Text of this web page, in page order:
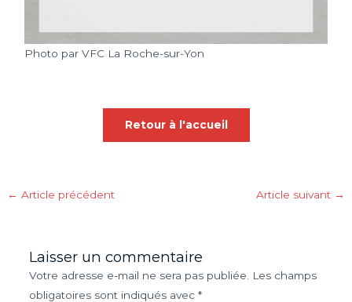
Photo par VFC La Roche-sur-Yon
Retour à l'accueil
← Article précédent Article suivant →
Laisser un commentaire
Votre adresse e-mail ne sera pas publiée.
Les champs
obligatoires sont indiqués avec *